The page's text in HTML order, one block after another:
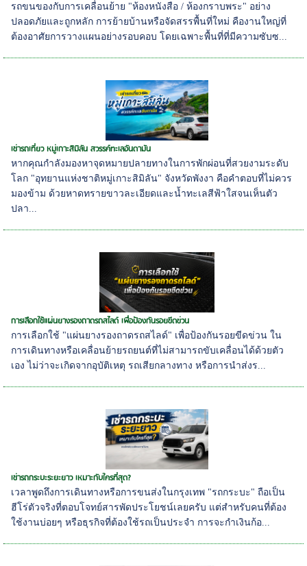
รถขนของกับการเคลื่อนย้าย "ห้องหนังสือ / ห้องกราบพระ" อย่าง
ปลอดภัยและถูกหลัก การย้ายบ้านหรือจัดสรรพื้นที่ใหม่ คืองานใหญ่ที่
ต้องอาศัยการวางแผนอย่างรอบคอบ โดยเฉพาะพื้นที่ที่มีความซับซ...
เช่ารถเที่ยว หมู่เกาะสิมิลัน สวรรค์ทะเลอันดามัน
หากคุณกำลังมองหาจุดหมายปลายทางในการพักผ่อนที่สวยงามระดับ
โลก "อุทยานแห่งชาติหมู่เกาะสิมิลัน" จังหวัดพังงา คือคำตอบที่ไม่ควร
มองข้าม ด้วยหาดทรายขาวละเอียดและน้ำทะเลสีฟ้าใสจนเห็นตัว
ปลา...
การเลือกใช้แผ่นยางรองถาดรถสไลด์ เพื่อป้องกันรอยขีดข่วน
การเลือกใช้ "แผ่นยางรองถาดรถสไลด์" เพื่อป้องกันรอยขีดข่วน ใน
การเดินทางหรือเคลื่อนย้ายรถยนต์ที่ไม่สามารถขับเคลื่อนได้ด้วยตัว
เอง ไม่ว่าจะเกิดจากอุบัติเหตุ รถเสียกลางทาง หรือการนำส่งร...
เช่ารถกระบะระยะยาว เหมาะกับใครที่สุด?
เวลาพูดถึงการเดินทางหรือการขนส่งในกรุงเทพ "รถกระบะ" ถือเป็น
ฮีโร่ตัวจริงที่ตอบโจทย์สารพัดประโยชน์เลยครับ แต่สำหรับคนที่ต้อง
ใช้งานบ่อยๆ หรือธุรกิจที่ต้องใช้รถเป็นประจำ การจะกำเงินก้อ...